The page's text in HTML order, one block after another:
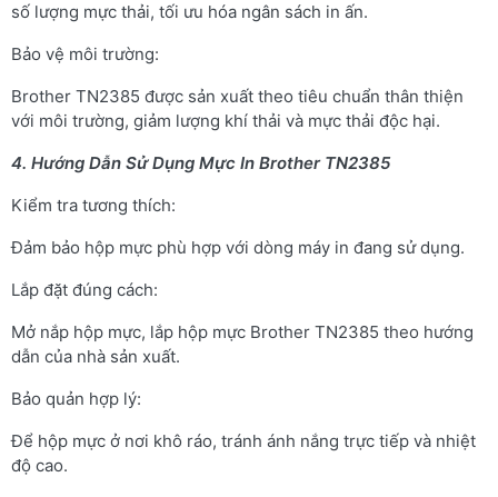
số lượng mực thải, tối ưu hóa ngân sách in ấn.
Bảo vệ môi trường:
Brother TN2385 được sản xuất theo tiêu chuẩn thân thiện
với môi trường, giảm lượng khí thải và mực thải độc hại.
4. Hướng Dẫn Sử Dụng Mực In Brother TN2385
Kiểm tra tương thích:
Đảm bảo hộp mực phù hợp với dòng máy in đang sử dụng.
Lắp đặt đúng cách:
Mở nắp hộp mực, lắp hộp mực Brother TN2385 theo hướng
dẫn của nhà sản xuất.
Bảo quản hợp lý:
Để hộp mực ở nơi khô ráo, tránh ánh nắng trực tiếp và nhiệt
độ cao.